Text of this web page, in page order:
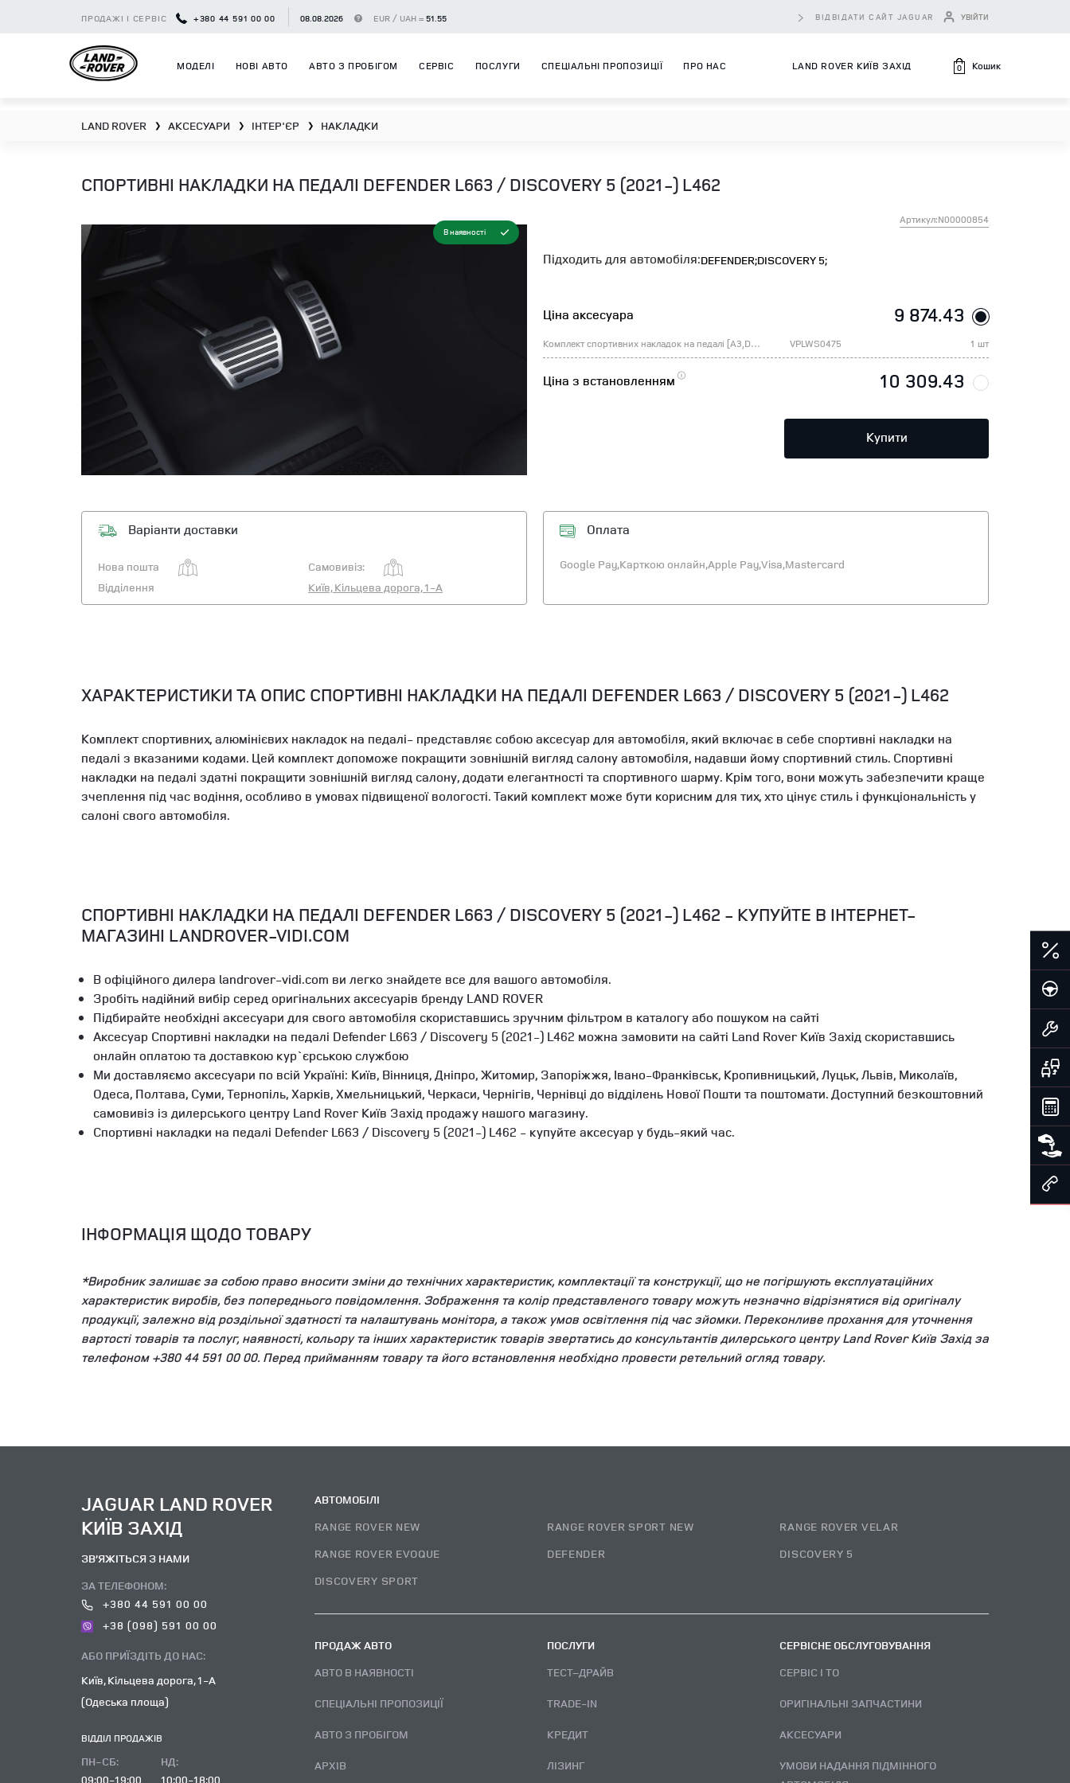
ПРОДАЖІ І СЕРВІС +380 44 591 00 00 08.08.2026 EUR / UAH = 51.55 ВІДВІДАТИ САЙТ JAGUAR УВІЙТИ
МОДЕЛІ НОВІ АВТО АВТО З ПРОБІГОМ СЕРВІС ПОСЛУГИ СПЕЦІАЛЬНІ ПРОПОЗИЦІЇ ПРО НАС LAND ROVER КИЇВ ЗАХІД 0 Кошик
LAND ROVER ❯ АКСЕСУАРИ ❯ ІНТЕР'ЄР ❯ НАКЛАДКИ
СПОРТИВНІ НАКЛАДКИ НА ПЕДАЛІ DEFENDER L663 / DISCOVERY 5 (2021-) L462
В наявності
Артикул:N00000854
Підходить для автомобіля:DEFENDER;DISCOVERY 5;
Ціна аксесуара 9 874.43
Комплект спортивних накладок на педалі [A3,D6,E3] JA000001- VPLWS0475 1 шт
Ціна з встановленням 10 309.43
Купити
Варіанти доставки
Нова пошта
Самовивіз:
Відділення
Київ, Кільцева дорога, 1-А
Оплата
Google Pay,Карткою онлайн,Apple Pay,Visa,Mastercard
ХАРАКТЕРИСТИКИ ТА ОПИС СПОРТИВНІ НАКЛАДКИ НА ПЕДАЛІ DEFENDER L663 / DISCOVERY 5 (2021-) L462
Комплект спортивних, алюмінієвих накладок на педалі- представляє собою аксесуар для автомобіля, який включає в себе спортивні накладки на
педалі з вказаними кодами. Цей комплект допоможе покращити зовнішній вигляд салону автомобіля, надавши йому спортивний стиль. Спортивні
накладки на педалі здатні покращити зовнішній вигляд салону, додати елегантності та спортивного шарму. Крім того, вони можуть забезпечити краще
зчеплення під час водіння, особливо в умовах підвищеної вологості. Такий комплект може бути корисним для тих, хто цінує стиль і функціональність у
салоні свого автомобіля.
СПОРТИВНІ НАКЛАДКИ НА ПЕДАЛІ DEFENDER L663 / DISCOVERY 5 (2021-) L462 - КУПУЙТЕ В ІНТЕРНЕТ-
МАГАЗИНІ LANDROVER-VIDI.COM
В офіційного дилера landrover-vidi.com ви легко знайдете все для вашого автомобіля.
Зробіть надійний вибір серед оригінальних аксесуарів бренду LAND ROVER
Підбирайте необхідні аксесуари для свого автомобіля скориставшись зручним фільтром в каталогу або пошуком на сайті
Аксесуар Спортивні накладки на педалі Defender L663 / Discovery 5 (2021-) L462 можна замовити на сайті Land Rover Київ Захід скориставшись
онлайн оплатою та доставкою кур`єрською службою
Ми доставляємо аксесуари по всій Україні: Київ, Вінниця, Дніпро, Житомир, Запоріжжя, Івано-Франківськ, Кропивницький, Луцьк, Львів, Миколаїв,
Одеса, Полтава, Суми, Тернопіль, Харків, Хмельницький, Черкаси, Чернігів, Чернівці до відділень Нової Пошти та поштомати. Доступний безкоштовний
самовивіз із дилерського центру Land Rover Київ Захід продажу нашого магазину.
Спортивні накладки на педалі Defender L663 / Discovery 5 (2021-) L462 - купуйте аксесуар у будь-який час.
ІНФОРМАЦІЯ ЩОДО ТОВАРУ
*Виробник залишає за собою право вносити зміни до технічних характеристик, комплектації та конструкції, що не погіршують експлуатаційних
характеристик виробів, без попереднього повідомлення. Зображення та колір представленого товару можуть незначно відрізнятися від оригіналу
продукції, залежно від роздільної здатності та налаштувань монітора, а також умов освітлення під час зйомки. Переконливе прохання для уточнення
вартості товарів та послуг, наявності, кольору та інших характеристик товарів звертатись до консультантів дилерського центру Land Rover Київ Захід за
телефоном +380 44 591 00 00. Перед прийманням товару та його встановлення необхідно провести ретельний огляд товару.
JAGUAR LAND ROVER
КИЇВ ЗАХІД
ЗВ’ЯЖІТЬСЯ З НАМИ
ЗА ТЕЛЕФОНОМ:
+380 44 591 00 00
+38 (098) 591 00 00
АБО ПРИЇЗДІТЬ ДО НАС:
Київ, Кільцева дорога, 1-А
(Одеська площа)
ВІДДІЛ ПРОДАЖІВ
ПН-СБ:
09:00-19:00
НД:
10:00-18:00
АВТОМОБІЛІ
RANGE ROVER NEW
RANGE ROVER SPORT NEW
RANGE ROVER VELAR
RANGE ROVER EVOQUE
DEFENDER
DISCOVERY 5
DISCOVERY SPORT
ПРОДАЖ АВТО
АВТО В НАЯВНОСТІ
СПЕЦІАЛЬНІ ПРОПОЗИЦІЇ
АВТО З ПРОБІГОМ
АРХІВ
ПОСЛУГИ
ТЕСТ–ДРАЙВ
TRADE-IN
КРЕДИТ
ЛІЗИНГ
СЕРВІСНЕ ОБСЛУГОВУВАННЯ
СЕРВІС І ТО
ОРИГІНАЛЬНІ ЗАПЧАСТИНИ
АКСЕСУАРИ
УМОВИ НАДАННЯ ПІДМІННОГО